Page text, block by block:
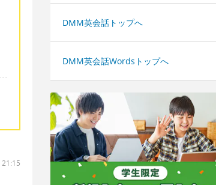
DMM英会話トップへ
DMM英会話Wordsトップへ